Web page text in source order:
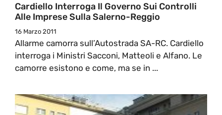
Cardiello Interroga Il Governo Sui Controlli
Alle Imprese Sulla Salerno-Reggio
16 Marzo 2011
Allarme camorra sull’Autostrada SA-RC. Cardiello
interroga i Ministri Sacconi, Matteoli e Alfano. Le
camorre esistono e come, ma se in ...